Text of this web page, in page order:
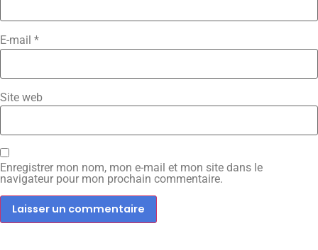
E-mail *
Site web
Enregistrer mon nom, mon e-mail et mon site dans le
navigateur pour mon prochain commentaire.